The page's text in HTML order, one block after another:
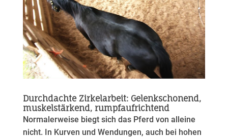
Durchdachte Zirkelarbeit: Gelenkschonend,
muskelstärkend, rumpfaufrichtend
Normalerweise biegt sich das Pferd von alleine
nicht. In Kurven und Wendungen, auch bei hohen